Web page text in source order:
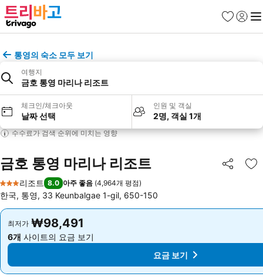
즐겨찾기
로그인
메
통영의 숙소 모두 보기
여행지
금호 통영 마리나 리조트
체크인/체크아웃
날짜 선택
인원 및 객실
2명, 객실 1개
수수료가 검색 순위에 미치는 영향
금호 통영 마리나 리조트 공유
즐
3 성급
리조트 8.0 아주 좋음 (4,964개 평점)
한국, 통영, 33 Keunbalgae 1-gil, 650-150
최저가 ₩98,491
6개 사이트의 요금 보기
최저가 ₩98,491
6개 사이트의 요금 보기
요금 보기